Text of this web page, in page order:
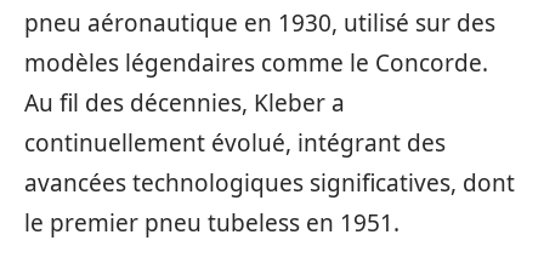
pneu aéronautique en 1930, utilisé sur des
modèles légendaires comme le Concorde.
Au fil des décennies, Kleber a
continuellement évolué, intégrant des
avancées technologiques significatives, dont
le premier pneu tubeless en 1951.